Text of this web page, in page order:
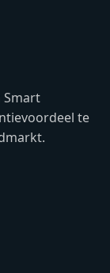
Smart
te